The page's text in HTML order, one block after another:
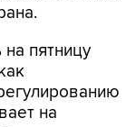
пятницу
на